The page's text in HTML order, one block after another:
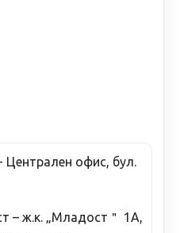
офис, бул.
– ж.к. „Младост＂ 1А,